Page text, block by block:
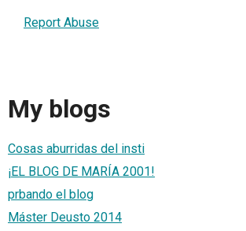
Report Abuse
My blogs
Cosas aburridas del insti
¡EL BLOG DE MARÍA 2001!
prbando el blog
Máster Deusto 2014